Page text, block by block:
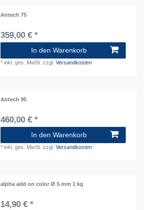
Airtech 75
359,00 € *
In den Warenkorb
*inkl. ges. MwSt. zzgl.Versandkosten
Airtech 95
460,00 € *
In den Warenkorb
*inkl. ges. MwSt. zzgl.Versandkosten
alpha add on color Ø 5 mm 1 kg
14,90 € *